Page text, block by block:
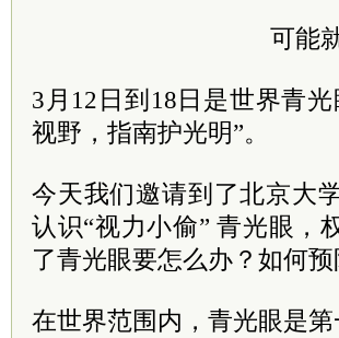
可能
3月12日到18日是世界青
视野，指南护光明”。
今天我们邀请到了北京大
认识“视力小偷” 青光眼，
了青光眼要怎么办？如何预
在世界范围内，青光眼是